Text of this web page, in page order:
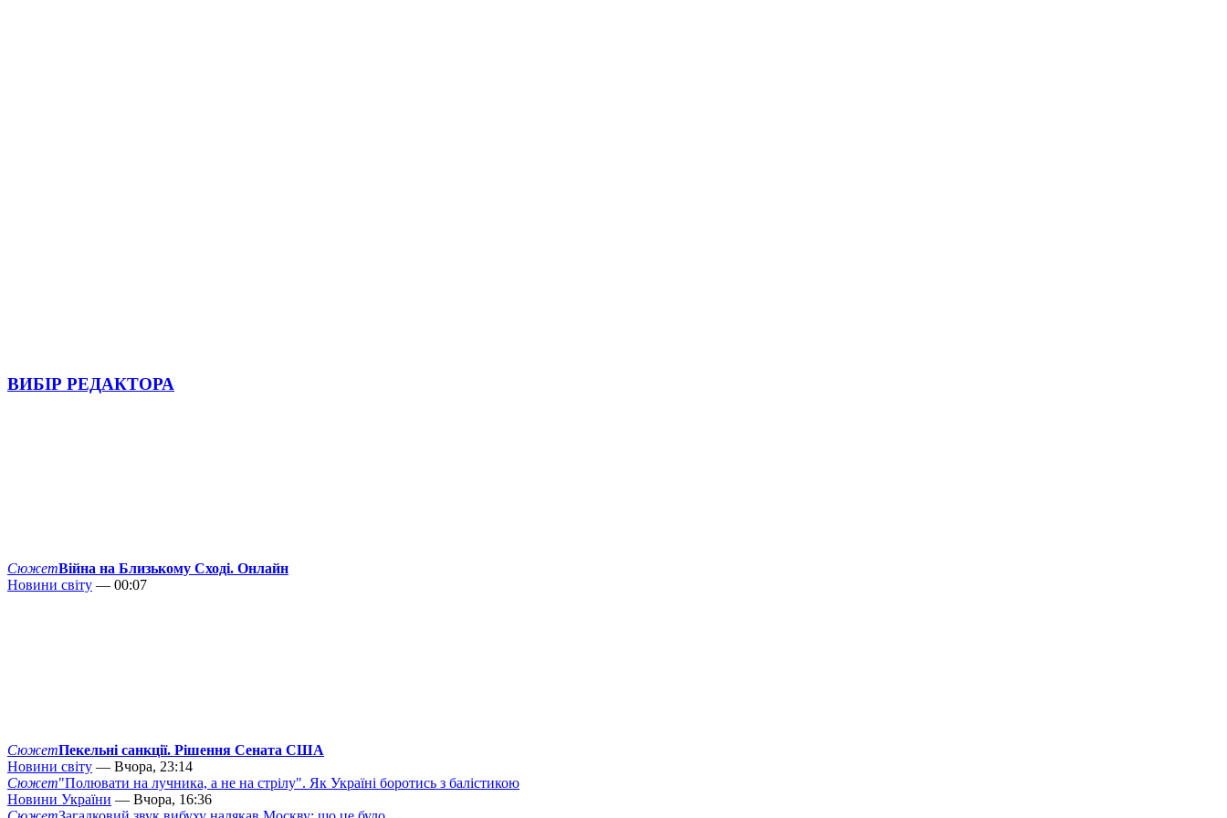
ВИБІР РЕДАКТОРА
СюжетВійна на Близькому Сході. Онлайн
Новини світу — 00:07
СюжетПекельні санкції. Рішення Сената США
Новини світу — Вчора, 23:14
Сюжет"Полювати на лучника, а не на стрілу". Як Україні боротись з балістикою
Новини України — Вчора, 16:36